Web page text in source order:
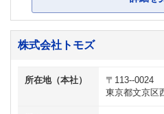
株式会社トモズ
所在地（本社）
〒113--0024
東京都文京区